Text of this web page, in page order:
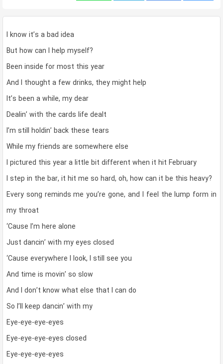
I know it’s a bad idea
But how can I help myself?
Been inside for most this year
And I thought a few drinks, they might help
It’s been a while, my dear
Dealin’ with the cards life dealt
I’m still holdin’ back these tears
While my friends are somewhere else
I pictured this year a little bit different when it hit February
I step in the bar, it hit me so hard, oh, how can it be this heavy?
Every song reminds me you’re gone, and I feel the lump form in
my throat
‘Cause I’m here alone
Just dancin’ with my eyes closed
‘Cause everywhere I look, I still see you
And time is movin’ so slow
And I don’t know what else that I can do
So I’ll keep dancin’ with my
Eye-eye-eye-eyes
Eye-eye-eye-eyes closed
Eye-eye-eye-eyes